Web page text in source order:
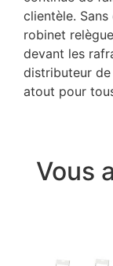
clientèle.
robinet
devant les
distributeur
atout pour
Vous